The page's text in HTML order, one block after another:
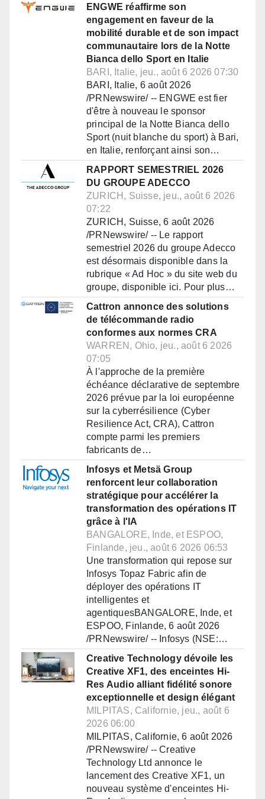
ENGWE réaffirme son
engagement en faveur de la
mobilité durable et de son impact
communautaire lors de la Notte
Bianca dello Sport en Italie
BARI, Italie, jeu., août 6 2026 07:30
BARI, Italie, 6 août 2026
/PRNewswire/ -- ENGWE est fier
d'être à nouveau le sponsor
principal de la Notte Bianca dello
Sport (nuit blanche du sport) à Bari,
en Italie, renforçant ainsi son…
RAPPORT SEMESTRIEL 2026
DU GROUPE ADECCO
ZURICH, Suisse, jeu., août 6 2026
07:22
ZURICH, Suisse, 6 août 2026
/PRNewswire/ -- Le rapport
semestriel 2026 du groupe Adecco
est désormais disponible dans la
rubrique « Ad Hoc » du site web du
groupe, disponible ici. Pour plus…
Cattron annonce des solutions
de télécommande radio
conformes aux normes CRA
WARREN, Ohio, jeu., août 6 2026
07:05
À l'approche de la première
échéance déclarative de septembre
2026 prévue par la loi européenne
sur la cyberrésilience (Cyber
Resilience Act, CRA), Cattron
compte parmi les premiers
fabricants de…
Infosys et Metsä Group
renforcent leur collaboration
stratégique pour accélérer la
transformation des opérations IT
grâce à l'IA
BANGALORE, Inde, et ESPOO,
Finlande, jeu., août 6 2026 06:53
Une transformation qui repose sur
Infosys Topaz Fabric afin de
déployer des opérations IT
intelligentes et
agentiquesBANGALORE, Inde, et
ESPOO, Finlande, 6 août 2026
/PRNewswire/ -- Infosys (NSE:…
Creative Technology dévoile les
Creative XF1, des enceintes Hi-
Res Audio alliant fidélité sonore
exceptionnelle et design élégant
MILPITAS, Californie, jeu., août 6
2026 06:00
MILPITAS, Californie, 6 août 2026
/PRNewswire/ -- Creative
Technology Ltd annonce le
lancement des Creative XF1, un
nouveau système d'enceintes Hi-